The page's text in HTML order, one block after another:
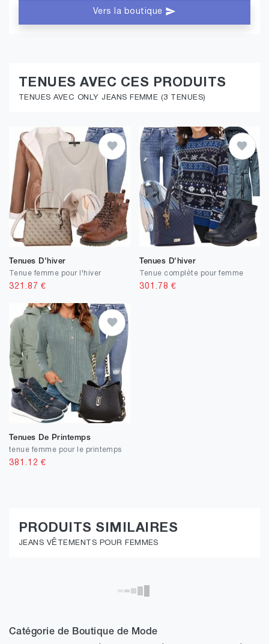
Vers la boutique
TENUES AVEC CES PRODUITS
TENUES AVEC ONLY JEANS FEMME (3 TENUES)
Tenues D'hiver
Tenue femme pour l'hiver
321.87 €
Tenues D'hiver
Tenue complète pour femme
301.78 €
Tenues De Printemps
tenue femme pour le printemps
381.12 €
PRODUITS SIMILAIRES
JEANS VÊTEMENTS POUR FEMMES
Catégorie de Boutique de Mode